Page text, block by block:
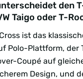
den
Taigo oder T-
ist das
Polo-Plattform, der
Coupé auf
Design, und